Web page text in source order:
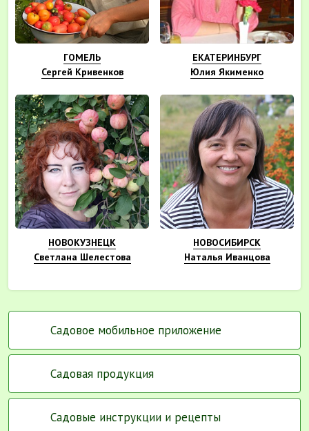
ГОМЕЛЬ
Сергей Кривенков
ЕКАТЕРИНБУРГ
Юлия Якименко
НОВОКУЗНЕЦК
Светлана Шелестова
НОВОСИБИРСК
Наталья Иванцова
Садовое мобильное приложение
Садовая продукция
Садовые инструкции и рецепты